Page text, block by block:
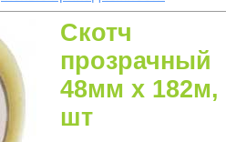
Скотч
прозрачный
48мм х 182м,
шт